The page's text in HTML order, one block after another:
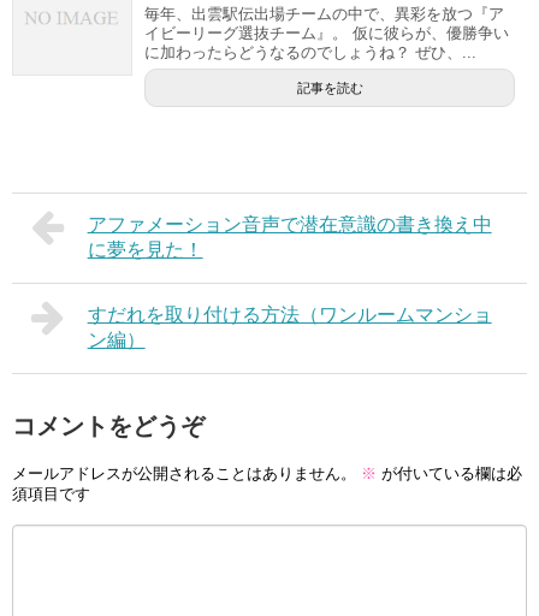
毎年、出雲駅伝出場チームの中で、異彩を放つ『ア
イビーリーグ選抜チーム』。 仮に彼らが、優勝争い
に加わったらどうなるのでしょうね？ ぜひ、...
記事を読む
アファメーション音声で潜在意識の書き換え中
に夢を見た！
すだれを取り付ける方法（ワンルームマンショ
ン編）
コメントをどうぞ
メールアドレスが公開されることはありません。 ※ が付いている欄は必
須項目です